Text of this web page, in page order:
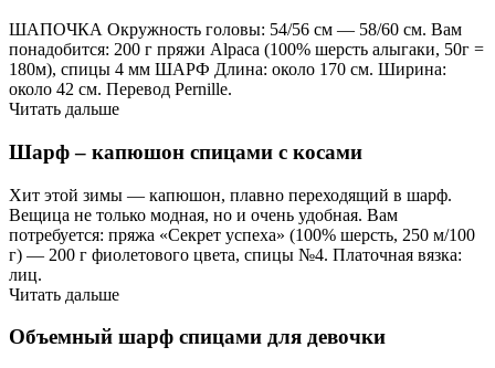
ШАПОЧКА Окружность головы: 54/56 см — 58/60 см. Вам
понадобится: 200 г пряжи Alpaca (100% шерсть алыгаки, 50г =
180м), спицы 4 мм ШАРФ Длина: около 170 см. Ширина:
около 42 см. Перевод Pernille.
Читать дальше
Шарф – капюшон спицами с косами
Хит этой зимы — капюшон, плавно переходящий в шарф.
Вещица не только модная, но и очень удобная. Вам
потребуется: пряжа «Секрет успеха» (100% шерсть, 250 м/100
г) — 200 г фиолето­вого цвета, спицы №4. Платочная вязка:
лиц.
Читать дальше
Объемный шарф спицами для девочки